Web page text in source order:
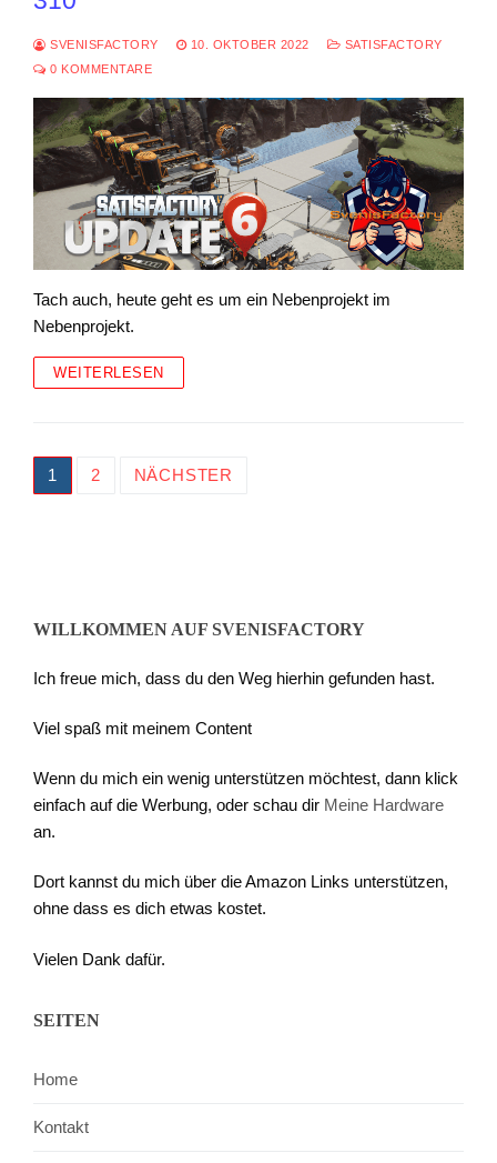
SVENISFACTORY 10. OKTOBER 2022
SATISFACTORY
0 KOMMENTARE
Tach auch, heute geht es um ein Nebenprojekt im
Nebenprojekt.
WEITERLESEN
Seitennummerierung
1 2 NÄCHSTER
WILLKOMMEN AUF SVENISFACTORY
Ich freue mich, dass du den Weg hierhin gefunden hast.
Viel spaß mit meinem Content
Wenn du mich ein wenig unterstützen möchtest, dann klick
einfach auf die Werbung, oder schau dir Meine Hardware
an.
Dort kannst du mich über die Amazon Links unterstützen,
ohne dass es dich etwas kostet.
Vielen Dank dafür.
SEITEN
Home
Kontakt